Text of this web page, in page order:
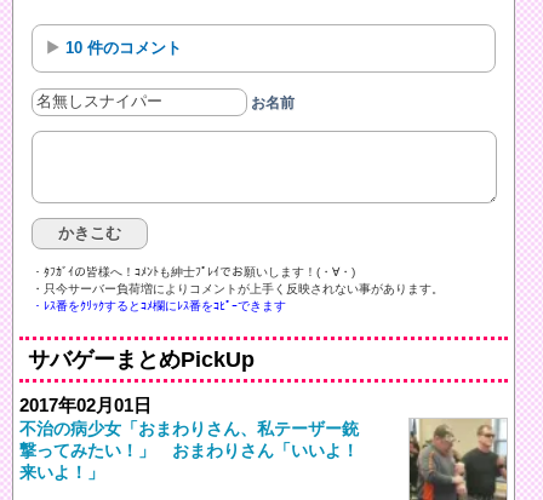
10 件のコメント
お名前
・ﾀﾌｶﾞｲの皆様へ！ｺﾒﾝﾄも紳士ﾌﾟﾚｲでお願いします！(・∀・)ゞ
・只今サーバー負荷増によりコメントが上手く反映されない事があります。
・ﾚｽ番をｸﾘｯｸするとｺﾒ欄にﾚｽ番をｺﾋﾟｰできます
サバゲーまとめPickUp
2017年02月01日
不治の病少女「おまわりさん、私テーザー銃
撃ってみたい！」 おまわりさん「いいよ！
来いよ！」